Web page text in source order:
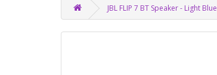
JBL FLIP 7 BT Speaker - Light Blue